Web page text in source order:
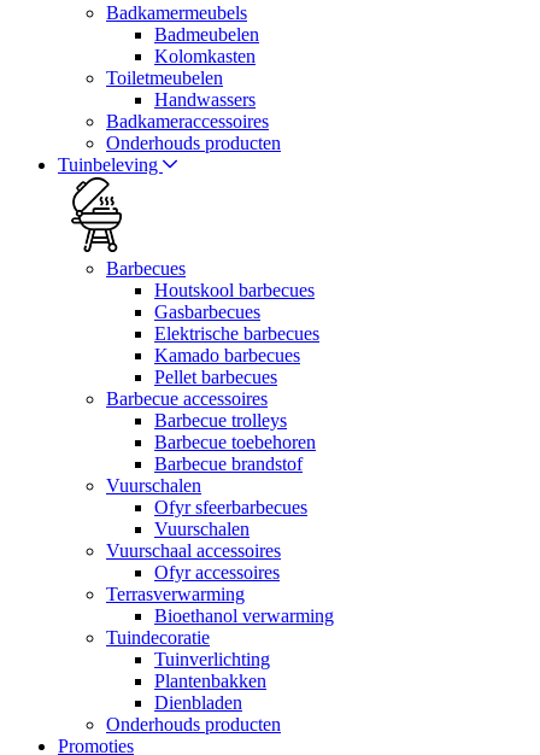
Badkamermeubels
Badmeubelen
Kolomkasten
Toiletmeubelen
Handwassers
Badkameraccessoires
Onderhouds producten
Tuinbeleving
Barbecues
Houtskool barbecues
Gasbarbecues
Elektrische barbecues
Kamado barbecues
Pellet barbecues
Barbecue accessoires
Barbecue trolleys
Barbecue toebehoren
Barbecue brandstof
Vuurschalen
Ofyr sfeerbarbecues
Vuurschalen
Vuurschaal accessoires
Ofyr accessoires
Terrasverwarming
Bioethanol verwarming
Tuindecoratie
Tuinverlichting
Plantenbakken
Dienbladen
Onderhouds producten
Promoties